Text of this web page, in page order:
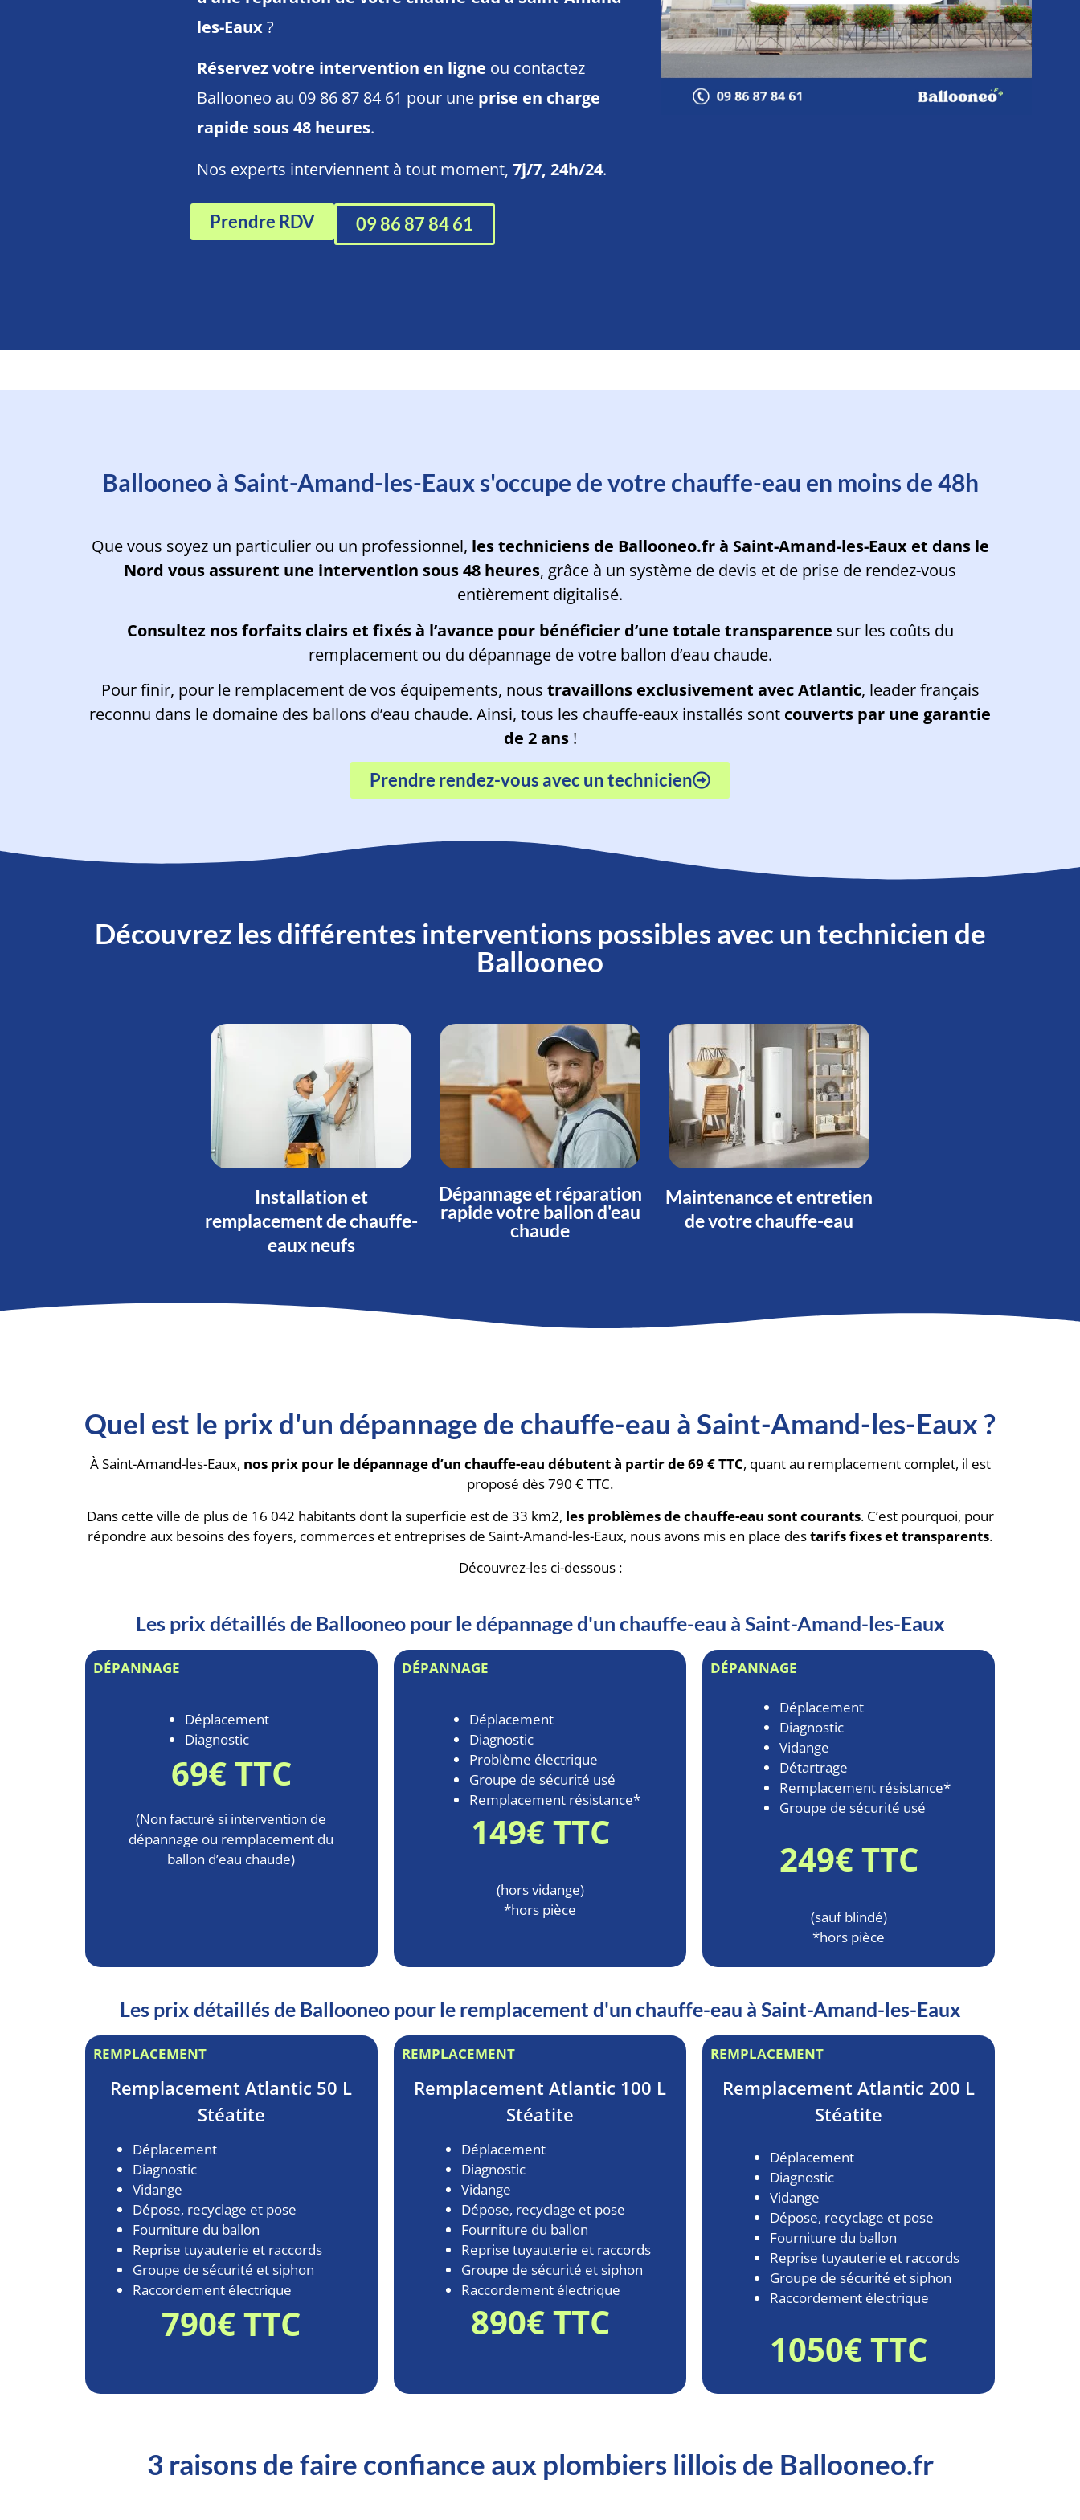
les-Eaux?
Réservez votre intervention en ligne ou contactez
Ballooneo au 09 86 87 84 61 pour une prise en charge
rapide sous 48 heures.
Nos experts interviennent à tout moment, 7j/7, 24h/24.
Prendre RDV 09 86 87 84 61
Ballooneo à Saint-Amand-les-Eaux s'occupe de votre chauffe-eau en moins de 48h
Que vous soyez un particulier ou un professionnel, les techniciens de Ballooneo.fr à Saint-Amand-les-Eaux et dans le
Nord vous assurent une intervention sous 48 heures, grâce à un système de devis et de prise de rendez-vous
entièrement digitalisé.
Consultez nos forfaits clairs et fixés à l’avance pour bénéficier d’une totale transparence sur les coûts du
remplacement ou du dépannage de votre ballon d’eau chaude.
Pour finir, pour le remplacement de vos équipements, nous travaillons exclusivement avec Atlantic, leader français
reconnu dans le domaine des ballons d’eau chaude. Ainsi, tous les chauffe-eaux installés sont couverts par une garantie
de 2 ans!
Prendre rendez-vous avec un technicien
Découvrez les différentes interventions possibles avec un technicien de
Ballooneo
Installation et
remplacement de chauffe-
eaux neufs
Dépannage et réparation
rapide votre ballon d'eau
chaude
Maintenance et entretien
de votre chauffe-eau
Quel est le prix d'un dépannage de chauffe-eau à Saint-Amand-les-Eaux ?
À Saint-Amand-les-Eaux, nos prix pour le dépannage d’un chauffe-eau débutent à partir de 69 € TTC, quant au remplacement complet, il est
proposé dès 790 € TTC.
Dans cette ville de plus de 16 042 habitants dont la superficie est de 33 km2, les problèmes de chauffe-eau sont courants. C’est pourquoi, pour
répondre aux besoins des foyers, commerces et entreprises de Saint-Amand-les-Eaux, nous avons mis en place destarifs fixes et transparents.
Découvrez-les ci-dessous :
Les prix détaillés de Ballooneo pour le dépannage d'un chauffe-eau à Saint-Amand-les-Eaux
DÉPANNAGE
Déplacement
Diagnostic
69€ TTC
(Non facturé si intervention de
dépannage ou remplacement du
ballon d’eau chaude)
DÉPANNAGE
Déplacement
Diagnostic
Problème électrique
Groupe de sécurité usé
Remplacement résistance*
149€ TTC
(hors vidange)
*hors pièce
DÉPANNAGE
Déplacement
Diagnostic
Vidange
Détartrage
Remplacement résistance*
Groupe de sécurité usé
249€ TTC
(sauf blindé)
*hors pièce
Les prix détaillés de Ballooneo pour le remplacement d'un chauffe-eau à Saint-Amand-les-Eaux
REMPLACEMENT
RemplacementAtlantic 50 L
Stéatite
Déplacement
Diagnostic
Vidange
Dépose, recyclage et pose
Fourniture du ballon
Reprise tuyauterie et raccords
Groupe de sécurité et siphon
Raccordement électrique
790€ TTC
REMPLACEMENT
Remplacement Atlantic 100 L
Stéatite
Déplacement
Diagnostic
Vidange
Dépose, recyclage et pose
Fourniture du ballon
Reprise tuyauterie et raccords
Groupe de sécurité et siphon
Raccordement électrique
890€ TTC
REMPLACEMENT
RemplacementAtlantic 200 L
Stéatite
Déplacement
Diagnostic
Vidange
Dépose, recyclage et pose
Fourniture du ballon
Reprise tuyauterie et raccords
Groupe de sécurité et siphon
Raccordement électrique
1050€ TTC
3 raisons de faire confiance aux plombiers lillois de Ballooneo.fr